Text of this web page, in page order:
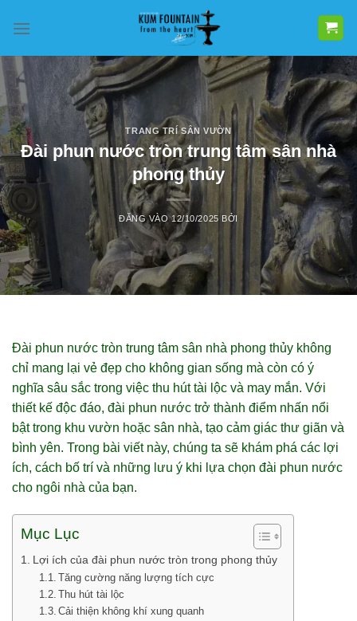
qua
dung
TRANG TRÍ SÂN VƯỜN
Đài phun nước tròn trung tâm sân nhà
phong thủy
ĐĂNG VÀO12/10/2025 BỞI
Đài phun nước tròn trung tâm sân nhà phong thủy không
chỉ mang lại vẻ đẹp cho không gian sống mà còn có ý
nghĩa sâu sắc trong việc thu hút tài lộc và may mắn. Với
thiết kế độc đáo, đài phun nước trở thành điểm nhấn nổi
bật trong khu vườn hoặc sân nhà, tạo cảm giác thư giãn và
bình yên. Trong bài viết này, chúng ta sẽ khám phá các lợi
ích, cách bố trí và những lưu ý khi lựa chọn đài phun nước
cho ngôi nhà của bạn.
Mục Lục
Lợi ích của đài phun nước tròn trong phong thủy
Tăng cường năng lượng tích cực
Thu hút tài lộc
Cải thiện không khí xung quanh